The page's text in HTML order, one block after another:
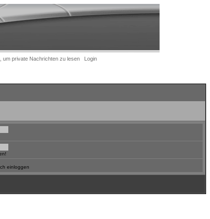
um private Nachrichten zu lesen Login
einloggen